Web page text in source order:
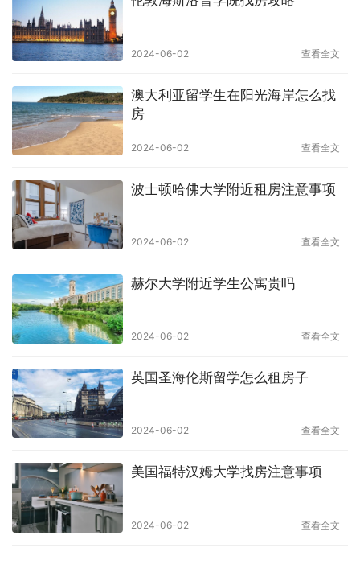
2024-06-02 查看全文
澳大利亚留学生在阳光海岸怎么找
房
2024-06-02 查看全文
波士顿哈佛大学附近租房注意事项
2024-06-02 查看全文
赫尔大学附近学生公寓贵吗
2024-06-02 查看全文
英国圣海伦斯留学怎么租房子
2024-06-02 查看全文
美国福特汉姆大学找房注意事项
2024-06-02 查看全文